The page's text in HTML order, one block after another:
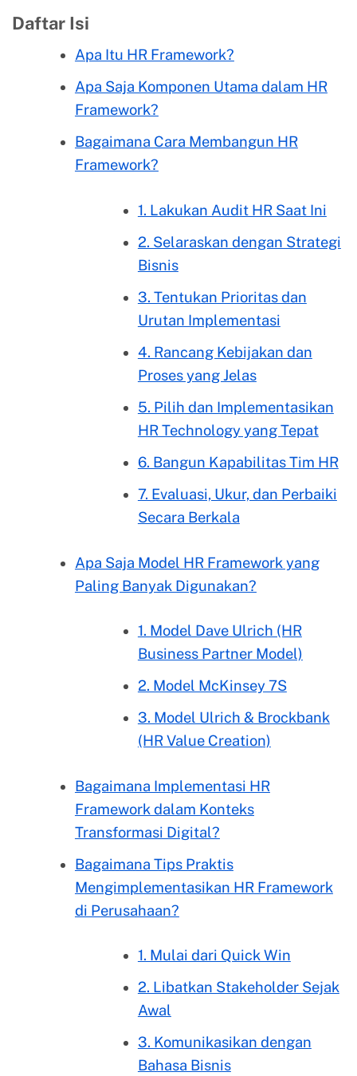
Daftar Isi
Apa Itu HR Framework?
Apa Saja Komponen Utama dalam HR
Framework?
Bagaimana Cara Membangun HR
Framework?
1. Lakukan Audit HR Saat Ini
2. Selaraskan dengan Strategi
Bisnis
3. Tentukan Prioritas dan
Urutan Implementasi
4. Rancang Kebijakan dan
Proses yang Jelas
5. Pilih dan Implementasikan
HR Technology yang Tepat
6. Bangun Kapabilitas Tim HR
7. Evaluasi, Ukur, dan Perbaiki
Secara Berkala
Apa Saja Model HR Framework yang
Paling Banyak Digunakan?
1. Model Dave Ulrich (HR
Business Partner Model)
2. Model McKinsey 7S
3. Model Ulrich & Brockbank
(HR Value Creation)
Bagaimana Implementasi HR
Framework dalam Konteks
Transformasi Digital?
Bagaimana Tips Praktis
Mengimplementasikan HR Framework
di Perusahaan?
1. Mulai dari Quick Win
2. Libatkan Stakeholder Sejak
Awal
3. Komunikasikan dengan
Bahasa Bisnis